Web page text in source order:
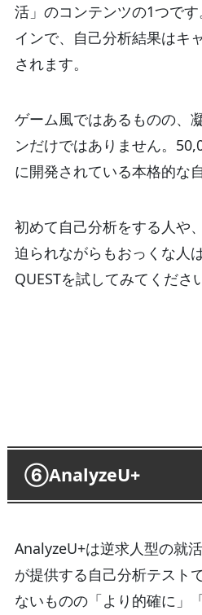
活」のコンテンツの1つで
インで、自己分析結果はキ
されます。
ゲーム風ではあるものの、
ンだけではありません。
に開発されている本格的な
初めて自己分析をする人や
迫られながらもおっくな人
QUESTを試してみてくださ
⑥AnalyzeU+
AnalyzeU+は逆求人型の就
が提供する自己分析テスト
ないものの「より的確に」